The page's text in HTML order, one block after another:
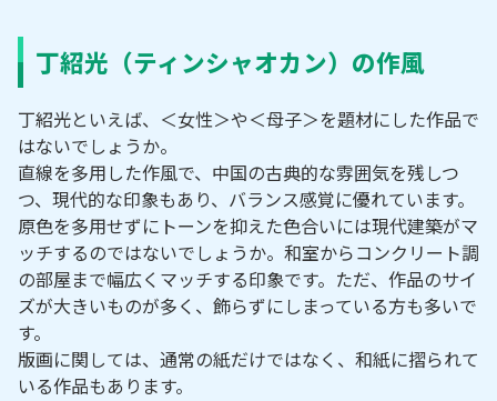
丁紹光（ティンシャオカン）の作風
丁紹光といえば、＜女性＞や＜母子＞を題材にした作品で
はないでしょうか。
直線を多用した作風で、中国の古典的な雰囲気を残しつ
つ、現代的な印象もあり、バランス感覚に優れています。
原色を多用せずにトーンを抑えた色合いには現代建築がマ
ッチするのではないでしょうか。和室からコンクリート調
の部屋まで幅広くマッチする印象です。ただ、作品のサイ
ズが大きいものが多く、飾らずにしまっている方も多いで
す。
版画に関しては、通常の紙だけではなく、和紙に摺られて
いる作品もあります。